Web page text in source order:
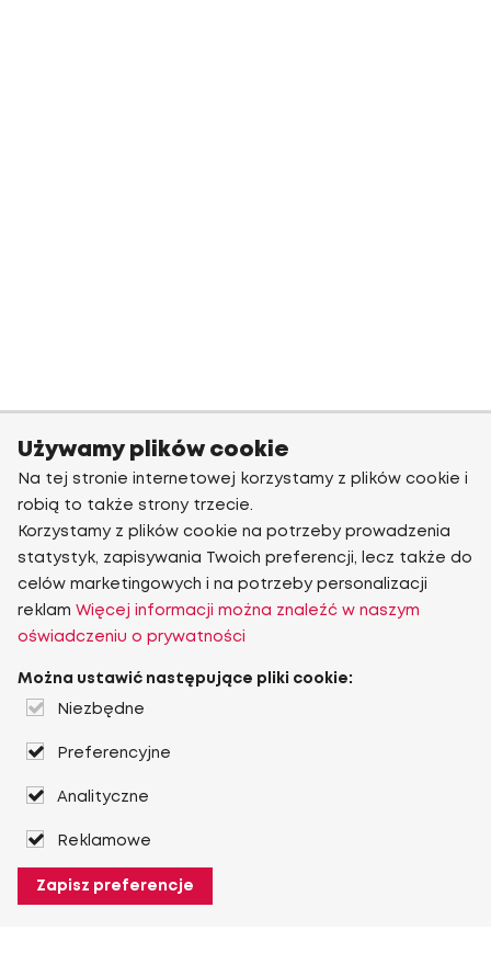
Używamy plików cookie
Na tej stronie internetowej korzystamy z plików cookie i
robią to także strony trzecie.
Korzystamy z plików cookie na potrzeby prowadzenia
statystyk, zapisywania Twoich preferencji, lecz także do
celów marketingowych i na potrzeby personalizacji
reklam Więcej informacji można znaleźć w naszym
oświadczeniu o prywatności
Można ustawić następujące pliki cookie:
Niezbędne
Preferencyjne
Analityczne
Reklamowe
Zapisz preferencje